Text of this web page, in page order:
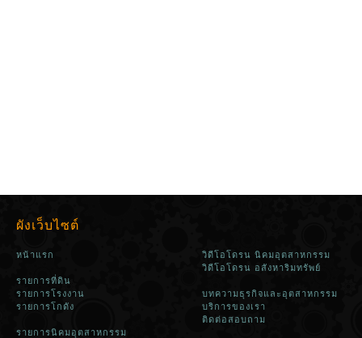
ผังเว็บไซต์
หน้าแรก
รายการที่ดิน
รายการโรงงาน
รายการโกดัง
รายการนิคมอุตสาหกรรม
วิดีโอโดรน นิคมอุตสาหกรรม
วิดีโอโดรน อสังหาริมทรัพย์
บทความธุรกิจและอุตสาหกรรม
บริการของเรา
ติดต่อสอบถาม